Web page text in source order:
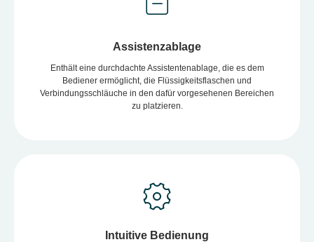
Assistenzablage
Enthält eine durchdachte Assistentenablage, die es dem
Bediener ermöglicht, die Flüssigkeitsflaschen und
Verbindungsschläuche in den dafür vorgesehenen Bereichen
zu platzieren.
Intuitive Bedienung